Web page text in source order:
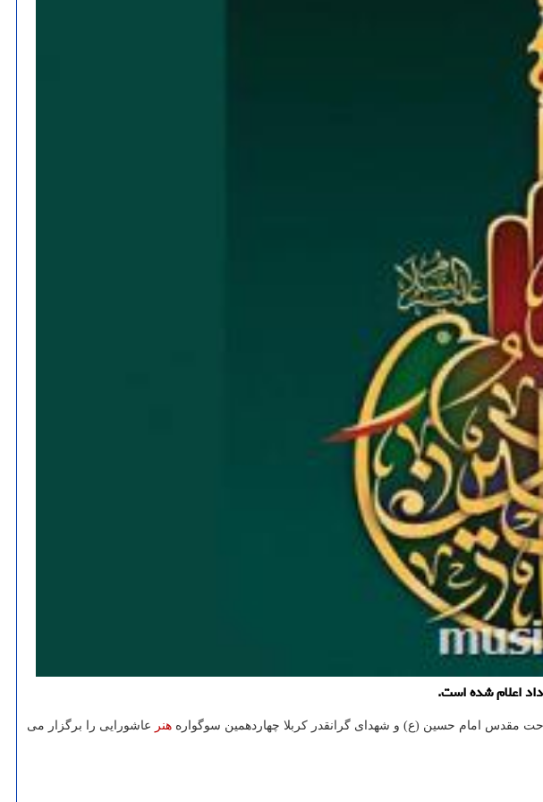
مقدس امام حسین (ع) و شهدای گرانقدر کربلا چهاردهمین سوگواره هنر عاشورایی را برگزار می